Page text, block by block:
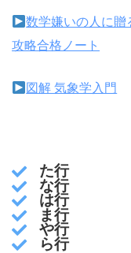
数学嫌いの人に贈
攻略合格ノート
図解 気象学入門
た行
な行
は行
ま行
や行
ら行